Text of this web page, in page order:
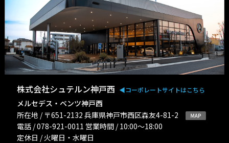
株式会社シュテルン神戸西 ◀︎コーポレートサイトはこちら
メルセデス・ベンツ神戸西
所在地 / 〒651-2132 兵庫県神戸市西区森友4-81-2
電話 / 078-921-0011 営業時間 / 10:00〜18:00
定休日 / 火曜日・水曜日